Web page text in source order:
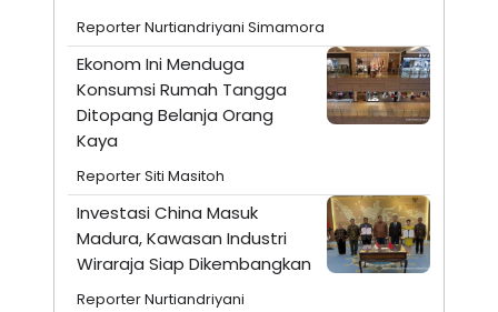
Reporter Nurtiandriyani Simamora
Ekonom Ini Menduga
Konsumsi Rumah Tangga
Ditopang Belanja Orang
Kaya
Reporter Siti Masitoh
Investasi China Masuk
Madura, Kawasan Industri
Wiraraja Siap Dikembangkan
Reporter Nurtiandriyani